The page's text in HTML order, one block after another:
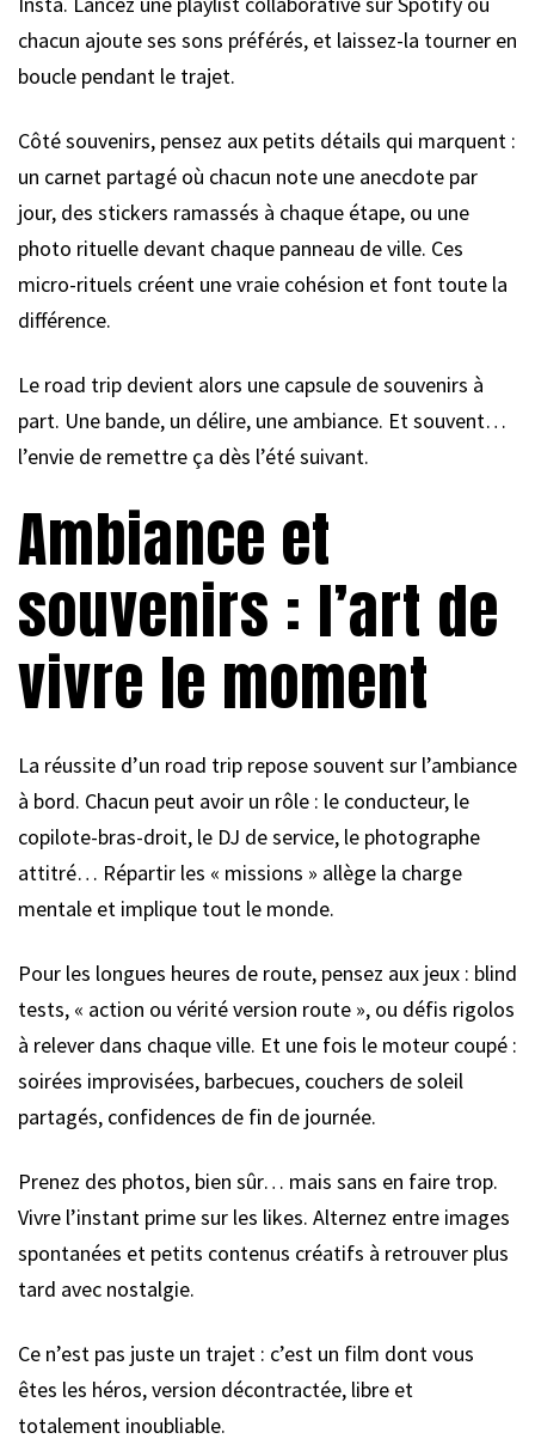
chacun ajoute ses sons préférés, et laissez-la tourner en
boucle pendant le trajet.
Côté souvenirs, pensez aux petits détails qui marquent :
un carnet partagé où chacun note une anecdote par
jour, des stickers ramassés à chaque étape, ou une
photo rituelle devant chaque panneau de ville. Ces
micro-rituels créent une vraie cohésion et font toute la
différence.
Le road trip devient alors une capsule de souvenirs à
part. Une bande, un délire, une ambiance. Et souvent…
l’envie de remettre ça dès l’été suivant.
Ambiance et
souvenirs : l’art de
vivre le moment
La réussite d’un road trip repose souvent sur l’ambiance
à bord. Chacun peut avoir un rôle : le conducteur, le
copilote-bras-droit, le DJ de service, le photographe
attitré… Répartir les « missions » allège la charge
mentale et implique tout le monde.
Pour les longues heures de route, pensez aux jeux : blind
tests, « action ou vérité version route », ou défis rigolos
à relever dans chaque ville. Et une fois le moteur coupé :
soirées improvisées, barbecues, couchers de soleil
partagés, confidences de fin de journée.
Prenez des photos, bien sûr… mais sans en faire trop.
Vivre l’instant prime sur les likes. Alternez entre images
spontanées et petits contenus créatifs à retrouver plus
tard avec nostalgie.
Ce n’est pas juste un trajet : c’est un film dont vous
êtes les héros, version décontractée, libre et
totalement inoubliable.